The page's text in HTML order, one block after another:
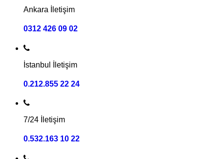
Ankara İletişim
0312 426 09 02
İstanbul İletişim
0.212.855 22 24
7/24 İletişim
0.532.163 10 22